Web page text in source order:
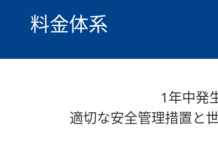
料金体系
1年中発
適切な安全管理措置と